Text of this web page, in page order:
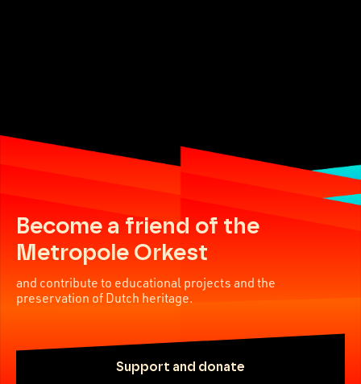
Become a friend of the
Metropole Orkest
and contribute to educational projects and the
preservation of Dutch heritage.
Support and donate